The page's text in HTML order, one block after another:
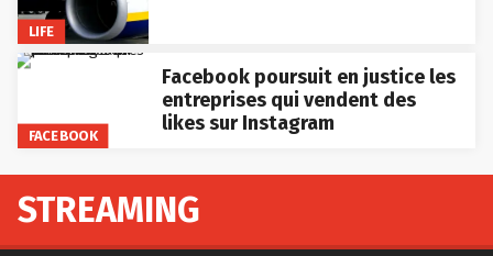
LIFE
FACEBOOK
Facebook poursuit en justice les
entreprises qui vendent des
likes sur Instagram
STREAMING